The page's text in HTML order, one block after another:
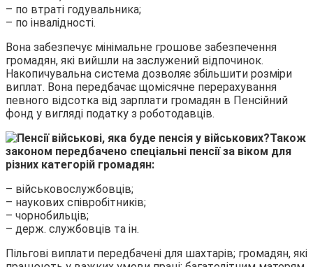
– по втраті годувальника;
– по інвалідності.
Вона забезпечує мінімальне грошове забезпечення
громадян, які вийшли на заслужений відпочинок.
Накопичувальна система дозволяє збільшити розміри
виплат. Вона передбачає щомісячне перерахування
певного відсотка від зарплати громадян в Пенсійний
фонд у вигляді податку з роботодавців.
Також
законом передбачено спеціальні пенсії за віком для
різних категорій громадян:
– військовослужбовців;
– наукових співробітників;
– чорнобильців;
– держ. службовців та ін.
Пільгові виплати передбачені для шахтарів; громадян, які